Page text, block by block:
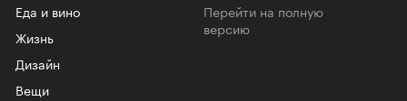
Еда и вино
Жизнь
Дизайн
Вещи
Перейти на полную
версию